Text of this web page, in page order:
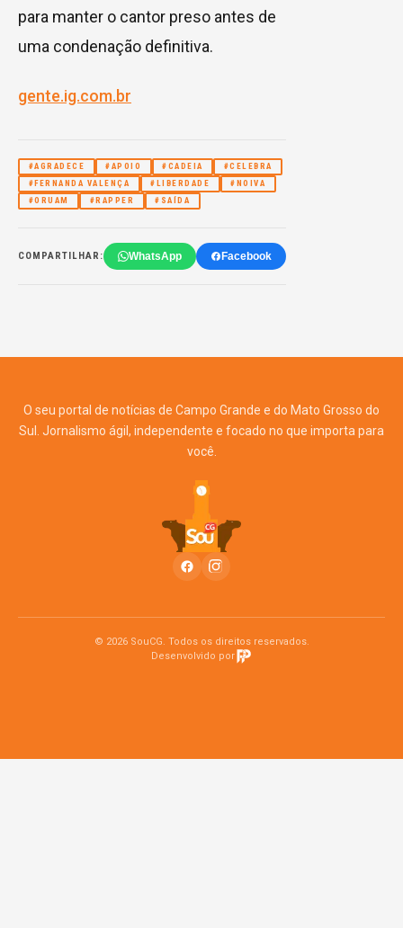
para manter o cantor preso antes de
uma condenação definitiva.
gente.ig.com.br
#AGRADECE #APOIO #CADEIA
#CELEBRA
#FERNANDA VALENÇA
#LIBERDADE
#NOIVA
#ORUAM
#RAPPER #SAÍDA
COMPARTILHAR: WhatsApp Facebook
O seu portal de notícias de Campo Grande e do Mato Grosso do
Sul. Jornalismo ágil, independente e focado no que importa para
você.
© 2026 SouCG. Todos os direitos reservados.
Desenvolvido por